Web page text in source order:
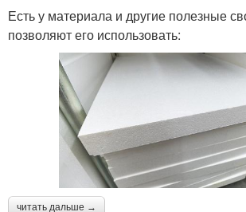
Есть у материала и другие полезные
позволяют его использовать:
читать дальше →